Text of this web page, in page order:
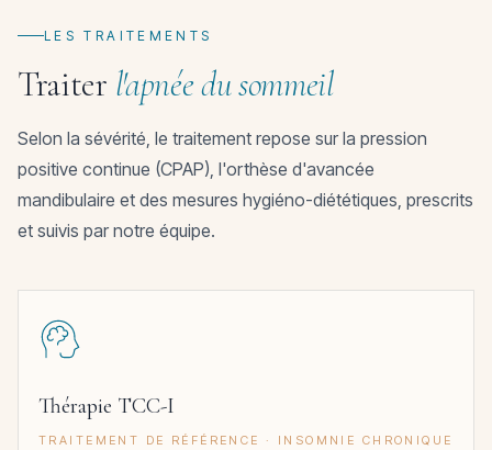
LES TRAITEMENTS
Traiter l'apnée du sommeil
Selon la sévérité, le traitement repose sur la pression
positive continue (CPAP), l'orthèse d'avancée
mandibulaire et des mesures hygiéno-diététiques, prescrits
et suivis par notre équipe.
Thérapie TCC-I
TRAITEMENT DE RÉFÉRENCE · INSOMNIE CHRONIQUE